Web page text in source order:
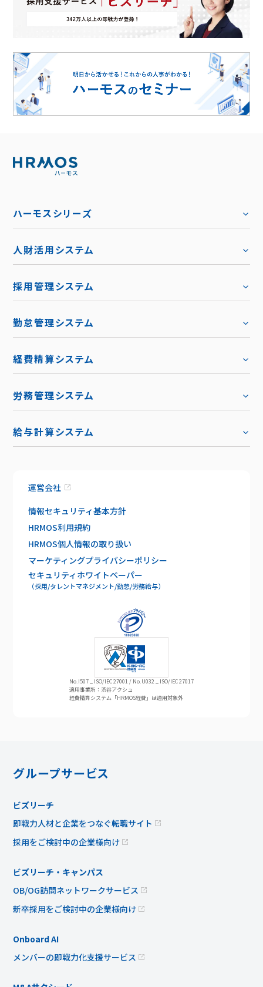
ハーモスシリーズ
人財活用システム
採用管理システム
勤怠管理システム
経費精算システム
労務管理システム
給与計算システム
運営会社
情報セキュリティ基本方針
HRMOS利用規約
HRMOS個人情報の取り扱い
マーケティングプライバシーポリシー
セキュリティホワイトペーパー
（採用/タレントマネジメント/勤怠/労務給与）
No.I507 _ ISO/IEC 27001 / No.U032 _ ISO/IEC 27017
適用事業所：渋谷アクシュ
経費精算システム「HRMOS経費」は適用対象外
グループサービス
ビズリーチ
即戦力人材と企業をつなぐ転職サイト
採用をご検討中の企業様向け
ビズリーチ・キャンパス
OB/OG訪問ネットワークサービス
新卒採用をご検討中の企業様向け
Onboard AI
メンバーの即戦力化支援サービス